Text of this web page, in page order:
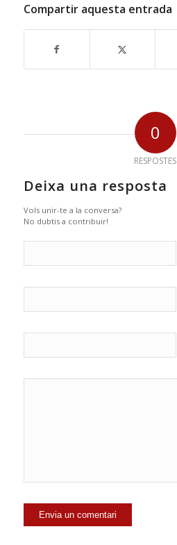
Compartir aquesta entrada
0
RESPOSTES
Deixa una resposta
Vols unir-te a la conversa?
No dubtis a contribuir!